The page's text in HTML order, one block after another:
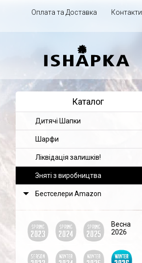
Оплата та Доставка Контакти
Каталог
Дитячі Шапки
Шарфи
Ліквідація залишків!
Зняті з виробництва
Бестселери Amazon
Весна
2026